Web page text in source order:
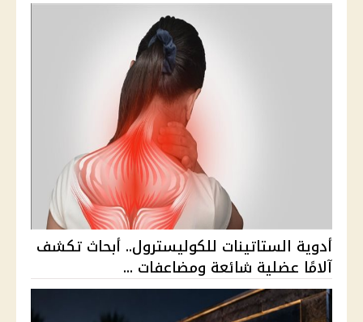
أدوية الستاتينات للكوليسترول.. أبحاث تكشف
آلامًا عضلية شائعة ومضاعفات ...